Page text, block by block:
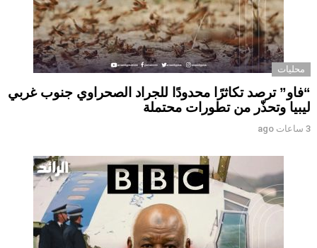
محليات
“فاو” ترصد تكاثرًا محدودًا للجراد الصحراوي جنوب غربي
ليبيا وتحذّر من تطورات محتملة
3 ساعات ago